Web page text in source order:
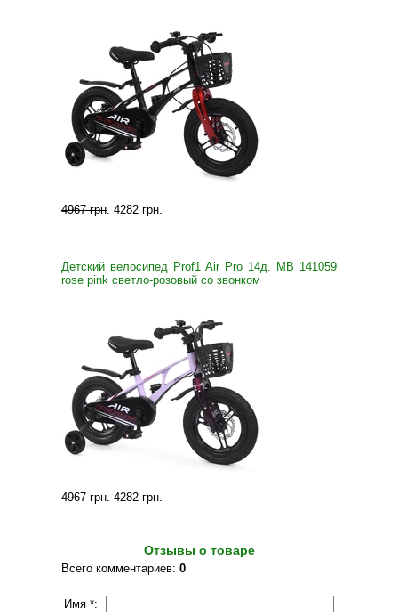
4967 грн. 4282 грн.
Детский велосипед Prof1 Air Pro 14д. MB 141059
rose pink светло-розовый со звонком
4967 грн. 4282 грн.
Отзывы о товаре
Всего комментариев: 0
Имя *: